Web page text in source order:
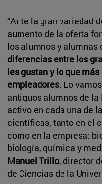
“Ante la gran variedad
aumento de la oferta
los alumnos y alumnas
diferencias entre los
les gustan y lo que
empleadores. Lo
antiguos alumnos de
activo en cada una de
científicas, tanto en el
como en la empresa:
biología, química y
Manuel Trillo, director
de Ciencias de la